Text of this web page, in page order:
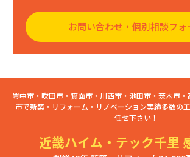
お問い合わせ・個別相談フォ
豊中市・吹田市・箕面市・川西市・池田市・茨木市
市で新築・リフォーム・リノベーション実績多数の
任せ下さい！
近畿ハイム・テック千里